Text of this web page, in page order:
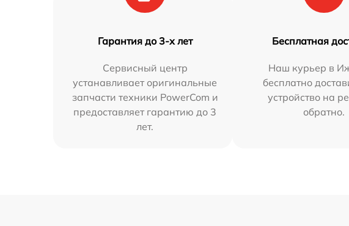
Гарантия до 3-х лет
Сервисный центр
устанавливает оригинальные
запчасти техники PowerCom и
предоставляет гарантию до 3
лет.
Бесплатная
Наш курьер в
бесплатно
устройство на
обратно.